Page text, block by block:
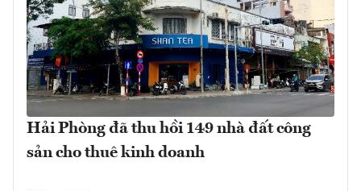
Hải Phòng đã thu hồi 149 nhà đất công
sản cho thuê kinh doanh